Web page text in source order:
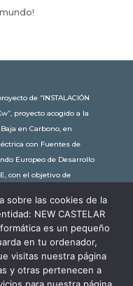
de “INSTALACIÓN
proyecto acogido a la
en Carbono, en
con Fuentes de
Europeo de Desarrollo
con el objetivo de
instalada de 60kW, la
al planeta 34,79
116.677 km en coche
sobre las cookies de la
NEW CASTELAR
es un pequeño
en tu ordenador,
visitas nuestra página
y otras pertenecen a